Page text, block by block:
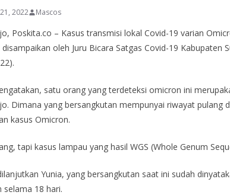
2022 Mascos
Poskita.co – Kasus transmisi lokal Covid-19 varian
oleh Juru Bicara Satgas Covid-19 Kabupaten
satu orang yang terdeteksi omicron ini
Dimana yang bersangkutan mempunyai riwayat pulang
kasus Omicron.
tapi kasus lampau yang hasil WGS (Whole Genum
Yunia, yang bersangkutan saat ini sudah
selama 18 hari.